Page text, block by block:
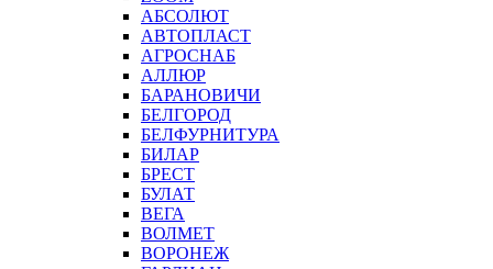
АБСОЛЮТ
АВТОПЛАСТ
АГРОСНАБ
АЛЛЮР
БАРАНОВИЧИ
БЕЛГОРОД
БЕЛФУРНИТУРА
БИЛАР
БРЕСТ
БУЛАТ
ВЕГА
ВОЛМЕТ
ВОРОНЕЖ